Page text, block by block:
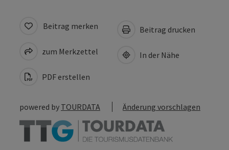
Beitrag merken
zum Merkzettel
PDF erstellen
Beitrag drucken
In der Nähe
powered by TOURDATA Änderung vorschlagen